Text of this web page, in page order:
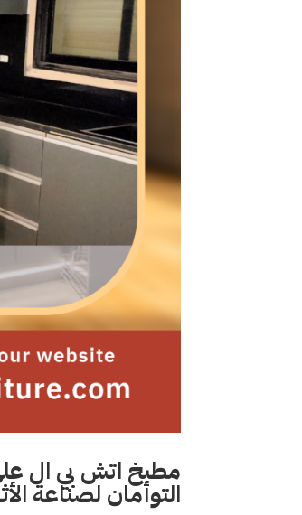
مطبخ اتش بي ال
التوأمان لصناعة